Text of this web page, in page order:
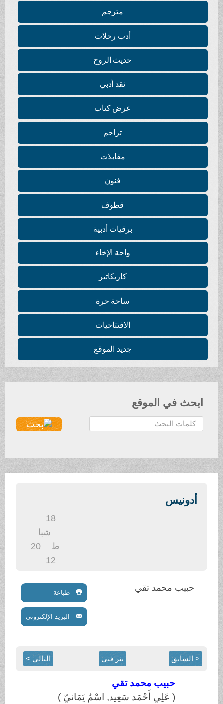
مترجم
أدب رحلات
حديث الروح
نقد أدبي
عرض كتاب
تراجم
مقابلات
فنون
قطوف
برقيات أدبية
واحة الإخاء
كاريكاتير
ساحة حرة
الافتتاحيات
جديد الموقع
ابحث في الموقع
ح
ث
أدونيس
شبا
حبيب محمد تقي طباعة
البريد الإلكتروني
< السابق نثر فني التالي >
حبيب محمد تقي
عَلِي أَحْمَد سَعِيد, اسْمٌ يَمَانيّ)